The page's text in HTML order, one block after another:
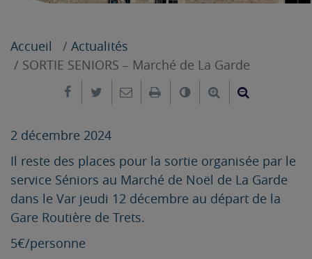
Accueil
Actualités
SORTIE SENIORS – Marché de La Garde
Partager sur Facebook
Partager sur Twitter
Envoyer par e-mail
ImprimerChanger leAgrandir le
2 décembre 2024
Il reste des places pour la sortie organisée par le
service Séniors au Marché de Noël de La Garde
dans le Var jeudi 12 décembre au départ de la
Gare Routière de Trets.
5€/personne